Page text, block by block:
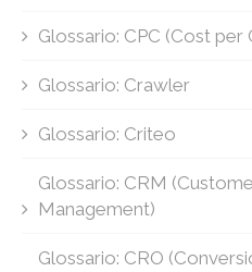
Glossario: CPC (Cost per
Glossario: Crawler
Glossario: Criteo
Glossario: CRM
Management)
Glossario: CRO